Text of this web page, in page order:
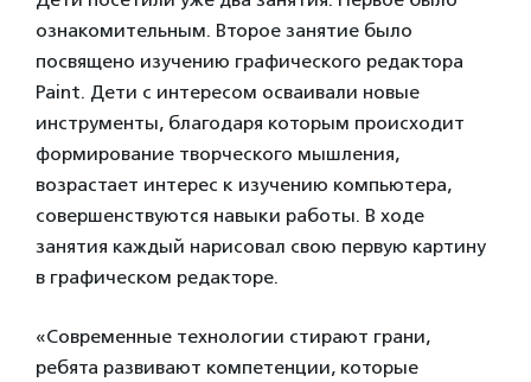
ознакомительным. Второе занятие было
посвящено изучению графического редактора
Paint. Дети с интересом осваивали новые
инструменты, благодаря которым происходит
формирование творческого мышления,
возрастает интерес к изучению компьютера,
совершенствуются навыки работы. В ходе
занятия каждый нарисовал свою первую картину
в графическом редакторе.
«Современные технологии стирают грани,
ребята развивают компетенции, которые